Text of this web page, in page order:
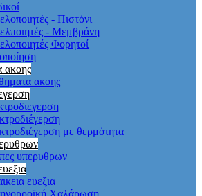
- Πιστόνι
- Μεμβράνη
Φορητοί
ακοης
με θερμότητα
Χαλάρωση